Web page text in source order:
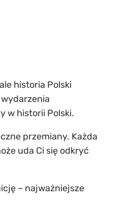
historia Polski
w historii Polski.
przemiany. Każda
uda Ci się odkryć
– najważniejsze